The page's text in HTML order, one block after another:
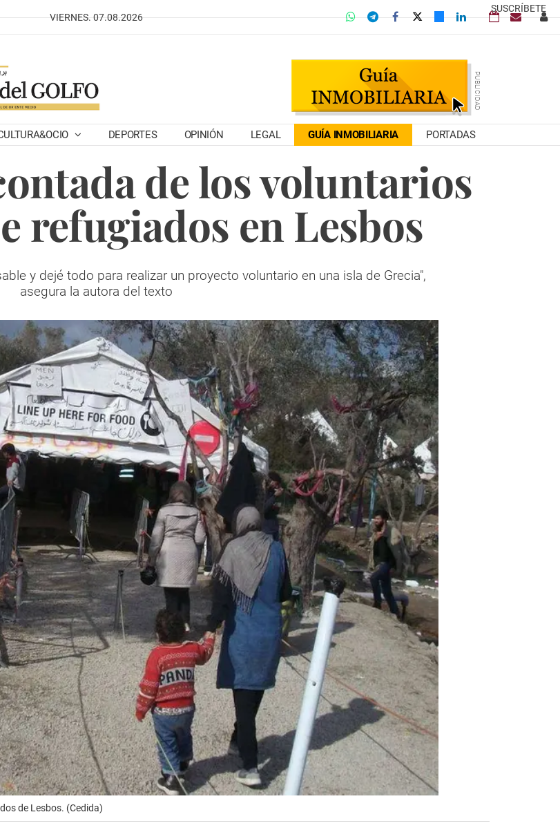
SUSCRÍBETE
VIERNES. 07.08.2026
DEPORTES OPINIÓN LEGAL GUÍA INMOBILIARIA PORTADAS
de los voluntarios
refugiados en Lesbos
y dejé todo para realizar un proyecto voluntario en una isla de Grecia",
asegura la autora del texto
de Lesbos. (Cedida)